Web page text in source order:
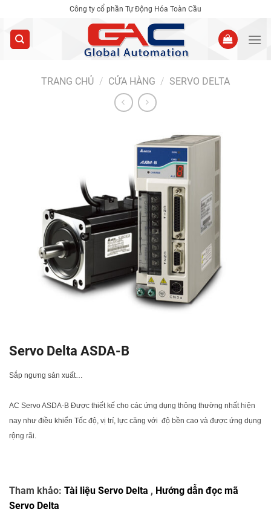
content
Công ty cổ phần Tự Động Hóa Toàn Cầu
TRANG CHỦ / CỬA HÀNG / SERVO DELTA
Servo Delta ASDA-B
Sắp ngưng sản xuất…
AC Servo ASDA-B Được thiết kế cho các ứng dụng thông thường nhất hiện
nay như điều khiển Tốc độ, vị trí, lực căng với độ bền cao và được ứng dụng
rộng rãi.
Tham khảo: Tài liệu Servo Delta , Hướng dẫn đọc mã
Servo Delta